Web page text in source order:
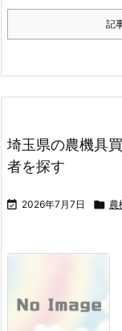
記
埼玉県の農機具
者を探す
 2026年7月7日  農